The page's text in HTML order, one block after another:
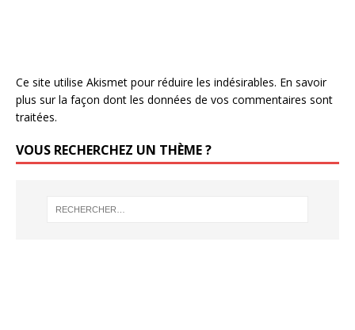
Ce site utilise Akismet pour réduire les indésirables. En savoir
plus sur la façon dont les données de vos commentaires sont
traitées.
VOUS RECHERCHEZ UN THÈME ?